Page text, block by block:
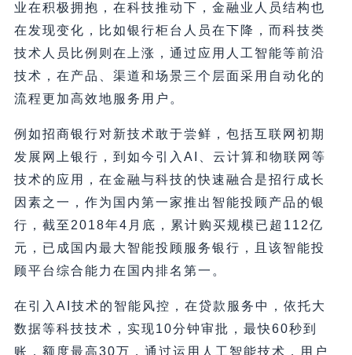
业在积极拥抱，在科技推动下，金融业人员结构也
在发现变化，比如银行柜台人员在下降，而科技类
技术人员比例则在上涨，通过应用人工智能等前沿
技术，在产品、渠道和场景三个层面采用自动化的
流程更加高效地服务用户。
例如招商银行对新技术敢于尝鲜，包括互联网初期
发展网上银行，到如今引入AI、云计算和物联网等
技术的应用，在金融与科技的快速融合是招行成长
因素之一，作为国内第一家推出智能投顾产品的银
行，截至2018年4月底，累计购买规模已超112亿
元，已成国内最大智能投顾服务银行，且该智能投
顾平台综合能力在国内排名第一。
在引入AI技术的智能风控，在贷款服务中，依托大
数据等科技技术，实现10分钟审批，最快60秒到
账，额度最高30万，通过运用人工智能技术，用户